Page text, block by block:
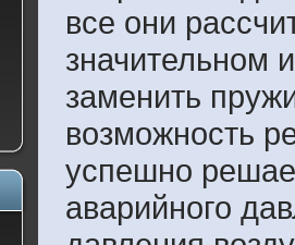
все они
значительном
заменить
возможность
успешно
аварийного